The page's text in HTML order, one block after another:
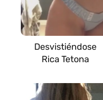
Desvistiéndose
Rica Tetona